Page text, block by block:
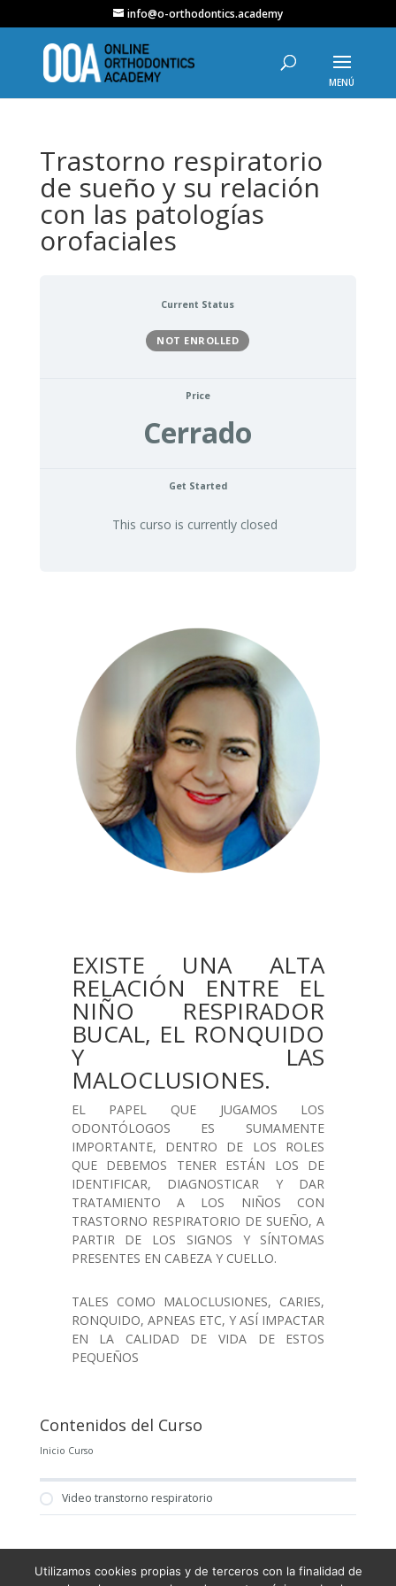
info@o-orthodontics.academy
Trastorno respiratorio
de sueño y su relación
con las patologías
orofaciales
Current Status
NOT ENROLLED
Price
Cerrado
Get Started
This curso is currently closed
EXISTE UNA ALTA
RELACIÓN ENTRE EL
NIÑO RESPIRADOR
BUCAL, EL RONQUIDO
Y LAS
MALOCLUSIONES.
EL PAPEL QUE JUGAMOS LOS
ODONTÓLOGOS ES SUMAMENTE
IMPORTANTE, DENTRO DE LOS ROLES
QUE DEBEMOS TENER ESTÁN LOS DE
IDENTIFICAR, DIAGNOSTICAR Y DAR
TRATAMIENTO A LOS NIÑOS CON
TRASTORNO RESPIRATORIO DE SUEÑO, A
PARTIR DE LOS SIGNOS Y SÍNTOMAS
PRESENTES EN CABEZA Y CUELLO.
TALES COMO MALOCLUSIONES, CARIES,
RONQUIDO, APNEAS ETC, Y ASÍ IMPACTAR
EN LA CALIDAD DE VIDA DE ESTOS
PEQUEÑOS
Contenidos del Curso
Inicio Curso
Video transtorno respiratorio
Utilizamos cookies propias y de terceros con la finalidad de